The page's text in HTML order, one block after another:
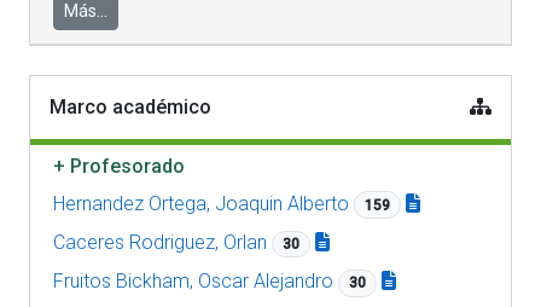
Más...
Marco académico
+ Profesorado
Hernandez Ortega, Joaquin Alberto
159
Caceres Rodriguez, Orlan 30
Fruitos Bickham, Oscar Alejandro 30